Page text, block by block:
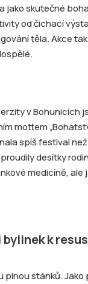
jako skutečné
od čichací
těla. Akce
v Bohunicích
mottem
spíš festival
desítky
medicíně,
k
plnou stánků.